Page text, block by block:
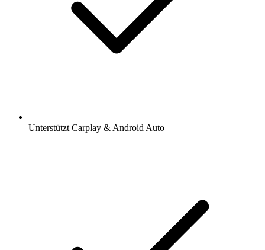
Unterstützt Carplay & Android Auto